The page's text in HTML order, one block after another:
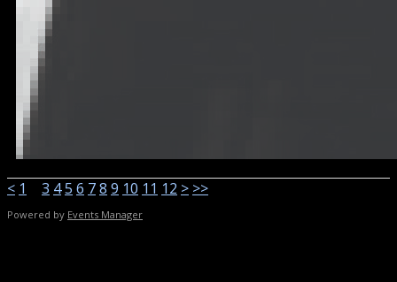
< 1 3 45 6 78 9 10 11 12 > >>
Powered by Events Manager